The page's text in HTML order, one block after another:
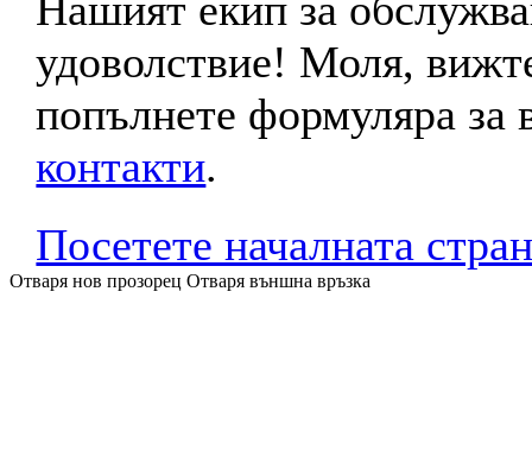
удоволствие! Моля,
попълнете формуляра за
контакти.
Посетете началната
Отваря нов прозорец Отваря външна връзка